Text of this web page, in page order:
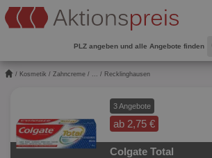
PLZ angeben und alle Angebote finden
/ Kosmetik / Zahncreme / ... / Recklinghausen
3 Angebote
ab 2,75 €
Colgate Total